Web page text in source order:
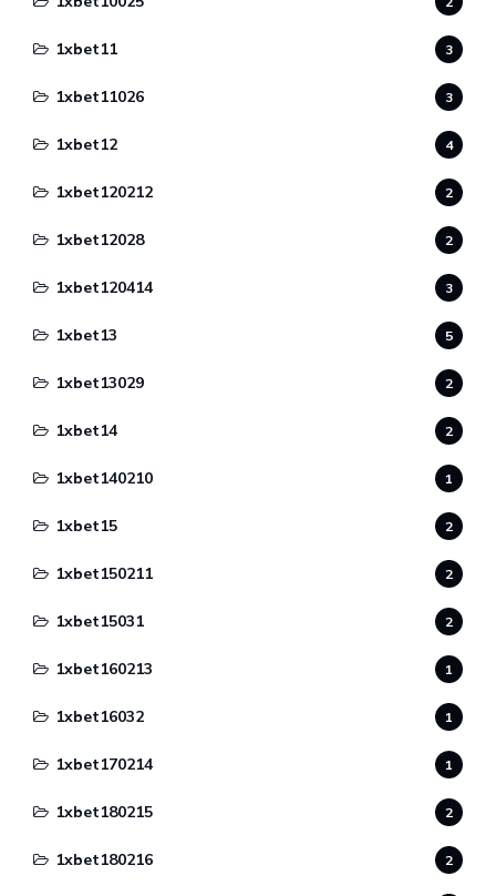
1xbet11 3
1xbet11026 3
1xbet12 4
1xbet120212 2
1xbet12028 2
1xbet120414 3
1xbet13 5
1xbet13029 2
1xbet14 2
1xbet140210 1
1xbet15 2
1xbet150211 2
1xbet15031 2
1xbet160213 1
1xbet16032 1
1xbet170214 1
1xbet180215 2
1xbet180216 2